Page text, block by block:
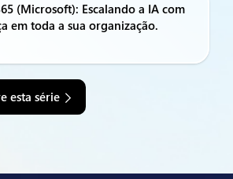
(Microsoft): Escalando a IA com
em toda a sua organização.
esta série